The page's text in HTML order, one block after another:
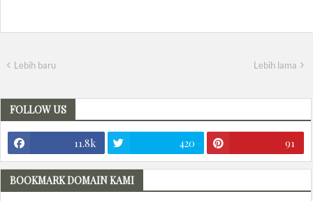
Lebih baru Lebih lama
FOLLOW US
11.8k 420 91
BOOKMARK DOMAIN KAMI